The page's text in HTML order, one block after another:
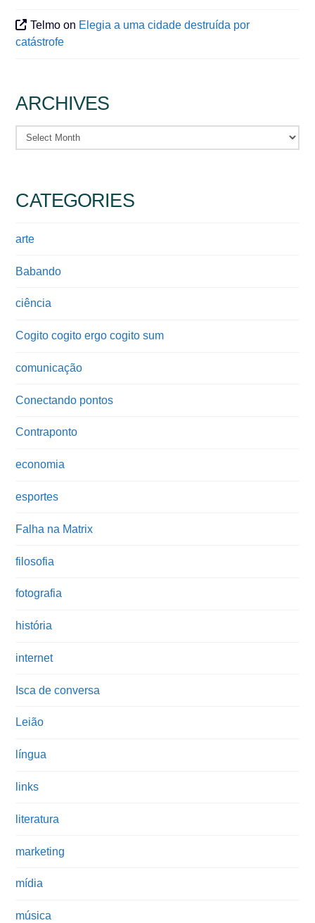
Telmo on Elegia a uma cidade destruída por
catástrofe
ARCHIVES
Archives
CATEGORIES
arte
Babando
ciência
Cogito cogito ergo cogito sum
comunicação
Conectando pontos
Contraponto
economia
esportes
Falha na Matrix
filosofia
fotografia
história
internet
Isca de conversa
Leião
língua
links
literatura
marketing
mídia
música